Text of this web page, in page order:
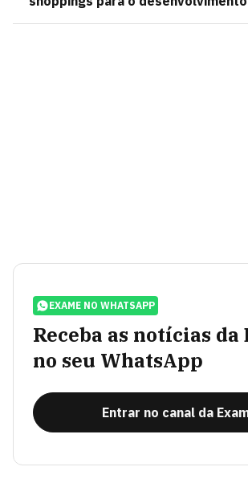
EXAME NO WHATSAPP
Receba as notícias da
no seu WhatsApp
Entrar no canal da